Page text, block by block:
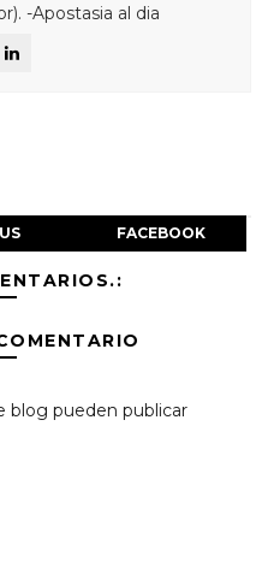
-Apostasia al dia
FACEBOOK
blog pueden publicar